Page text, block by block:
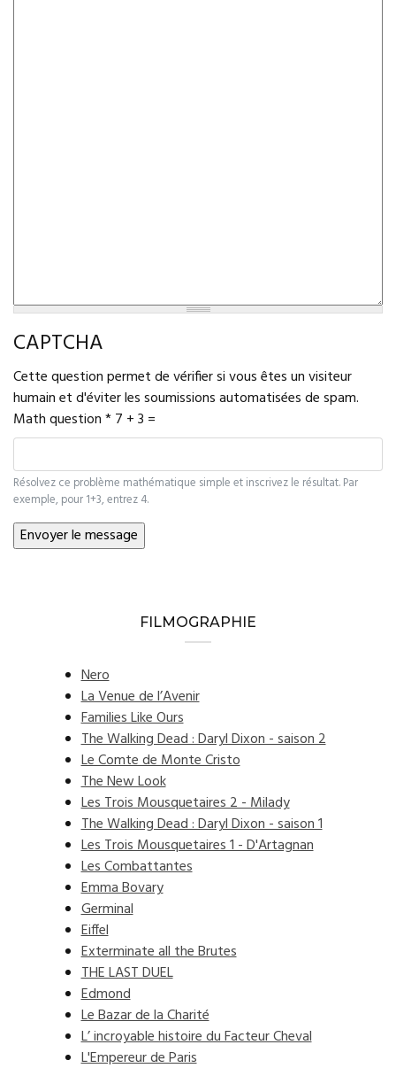
CAPTCHA
Cette question permet de vérifier si vous êtes un visiteur
humain et d'éviter les soumissions automatisées de spam.
Math question*7 + 3 =
Résolvez ce problème mathématique simple et inscrivez le résultat. Par
exemple, pour 1+3, entrez 4.
FILMOGRAPHIE
Nero
La Venue de l’Avenir
Families Like Ours
The Walking Dead : Daryl Dixon - saison 2
Le Comte de Monte Cristo
The New Look
Les Trois Mousquetaires 2 - Milady
The Walking Dead : Daryl Dixon - saison 1
Les Trois Mousquetaires 1 - D'Artagnan
Les Combattantes
Emma Bovary
Germinal
Eiffel
Exterminate all the Brutes
THE LAST DUEL
Edmond
Le Bazar de la Charité
L’ incroyable histoire du Facteur Cheval
L'Empereur de Paris